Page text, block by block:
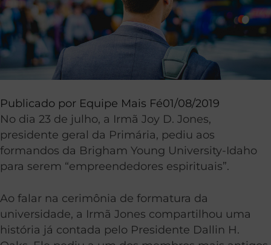
Publicado por Equipe Mais Fé01/08/2019
No dia 23 de julho, a Irmã Joy D. Jones,
presidente geral da Primária, pediu aos
formandos da Brigham Young University-Idaho
para serem “empreendedores espirituais”.
Ao falar na cerimônia de formatura da
universidade, a Irmã Jones compartilhou uma
história já contada pelo Presidente Dallin H.